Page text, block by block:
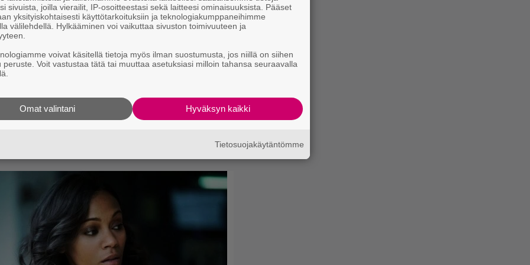
tulevan Marvel-
käynnistyneen –
2023
päätös!
sivuista, joilla vierailit, IP-osoitteestasi sekä laitteesi ominaisuuksista. Pääset
yksityiskohtaisesti käyttötarkoituksiin ja teknologiakumppaneihimme
välilehdellä. Hylkääminen voi vaikuttaa sivuston toimivuuteen ja
voivat käsitellä tietoja myös ilman suostumusta, jos niillä on siihen
peruste. Voit vastustaa tätä tai muuttaa asetuksiasi milloin tahansa seuraavalla
Hyväksyn kaikki
Omat valintani
Tietosuojakäytäntömme